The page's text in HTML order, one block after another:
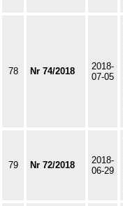
78 Nr 74/2018
2018-
07-05
79 Nr 72/2018
2018-
06-29